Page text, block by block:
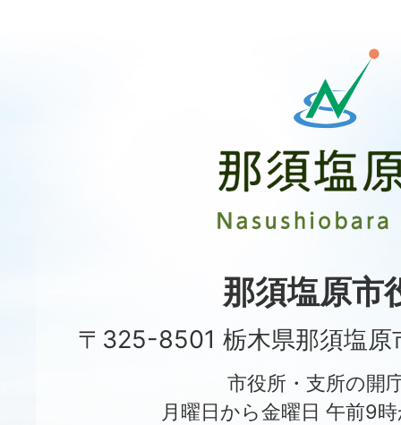
原
市
City
那須塩原市
〒325-8501 栃木県那須塩原
市役所・支所の開
月曜日から金曜日 午前9